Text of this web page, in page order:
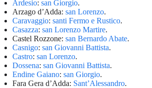
Ardesio: san Giorgio.
Arzago d’Adda: san Lorenzo.
Caravaggio: santi Fermo e Rustico.
Casazza: san Lorenzo Martire.
Castel Rozzone: san Bernardo Abate.
Casnigo: san Giovanni Battista.
Castro: san Lorenzo.
Dossena: san Giovanni Battista.
Endine Gaiano: san Giorgio.
Fara Gera d’Adda: Sant’Alessandro.